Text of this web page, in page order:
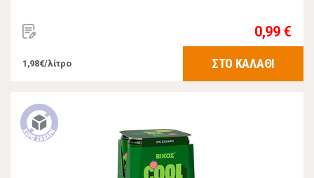
0,99 €
1,98€/λίτρο ΣΤΟ ΚΑΛΑΘΙ